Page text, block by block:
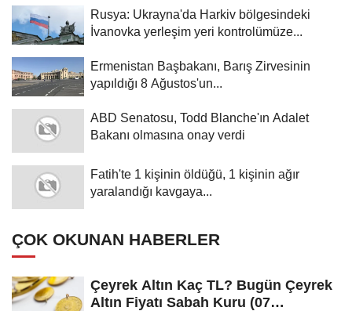
Rusya: Ukrayna'da Harkiv bölgesindeki
İvanovka yerleşim yeri kontrolümüze...
Ermenistan Başbakanı, Barış Zirvesinin
yapıldığı 8 Ağustos'un...
ABD Senatosu, Todd Blanche'ın Adalet
Bakanı olmasına onay verdi
Fatih'te 1 kişinin öldüğü, 1 kişinin ağır
yaralandığı kavgaya...
ÇOK OKUNAN HABERLER
Çeyrek Altın Kaç TL? Bugün Çeyrek
Altın Fiyatı Sabah Kuru (07